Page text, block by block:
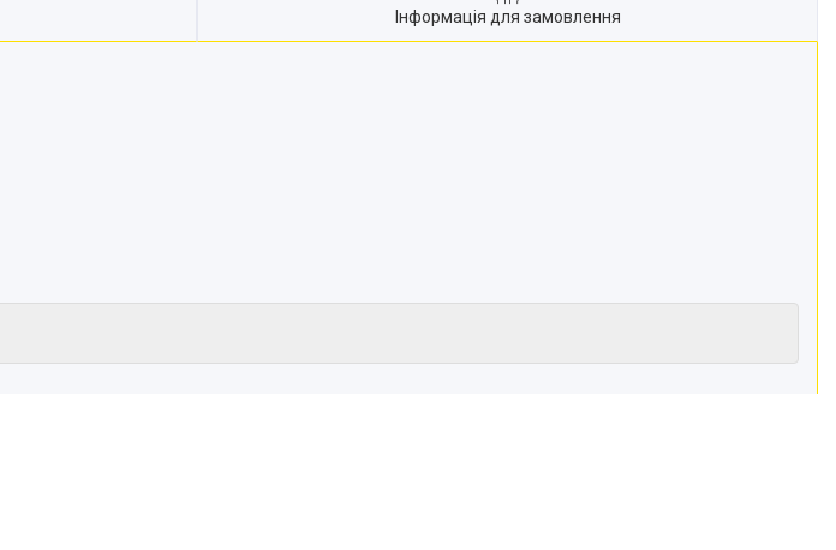
Інформація для замовлення